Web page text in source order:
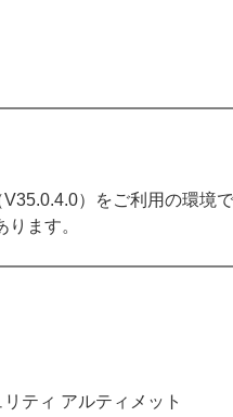
）をご利用の環境
ます。
ティ アルティメット